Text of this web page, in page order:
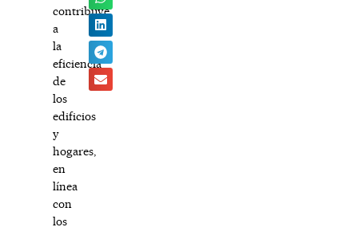
contribuye
a
la
eficiencia
de
los
edificios
y
hogares,
en
línea
con
los